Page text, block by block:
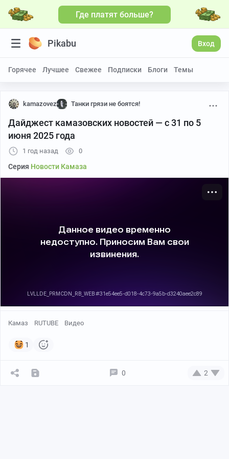
Где платят больше?
Pikabu Вход
Горячее Лучшее Свежее Подписки Блоги Темы
kamazovez Танки грязи не боятся!
Дайджест камазовских новостей — с 31 по 5
июня 2025 года
1 год назад 0
Серия Новости Камаза
Камаз RUTUBE Видео
1
0 2
Больше видео